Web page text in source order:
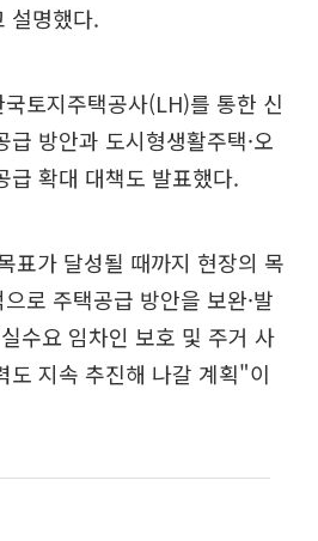
설명했다.
토지주택공사(LH)를 통한 신
방안과 도시형생활주택·오
급 확대 대책도 발표했다.
표가 달성될 때까지 현장의 목
로 주택공급 방안을 보완·발
수요 임차인 보호 및 주거 사
도 지속 추진해 나갈 계획"이